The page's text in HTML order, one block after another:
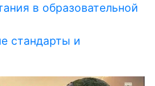
в образовательной
стандарты и